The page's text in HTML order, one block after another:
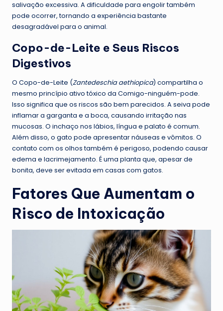
salivação excessiva. A dificuldade para engolir também
pode ocorrer, tornando a experiência bastante
desagradável para o animal.
Copo-de-Leite e Seus Riscos
Digestivos
O Copo-de-Leite (Zantedeschia aethiopica) compartilha o
mesmo princípio ativo tóxico da Comigo-ninguém-pode.
Isso significa que os riscos são bem parecidos. A seiva pode
inflamar a garganta e a boca, causando irritação nas
mucosas. O inchaço nos lábios, língua e palato é comum.
Além disso, o gato pode apresentar náuseas e vômitos. O
contato com os olhos também é perigoso, podendo causar
edema e lacrimejamento. É uma planta que, apesar de
bonita, deve ser evitada em casas com gatos.
Fatores Que Aumentam o
Risco de Intoxicação